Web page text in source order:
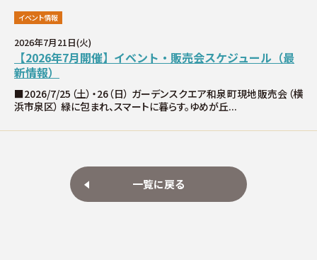
中古物件買取サイト
∟レモンホームの取り組み
イベント情報
2026年7月21日(火)
【2026年7月開催】イベント・販売会スケジュール（最
新情報）
■2026/7/25（土）・26（日） ガーデンスクエア和泉町現地販売会（横
浜市泉区） 緑に包まれ、スマートに暮らす。ゆめが丘...
一覧に戻る